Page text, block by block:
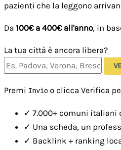
pazienti che la leggono
Da 100€ a 400€ all'anno, in
La tua città è ancora libera?
Premi Invio o clicca Verifica
✓ 7.000+ comuni italiani
✓ Una scheda, un
✓ Backlink + ranking